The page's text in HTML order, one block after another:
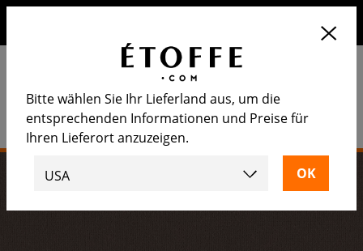
Bitte wählen Sie Ihr Lieferland aus, um die
entsprechenden Informationen und Preise für
Ihren Lieferort anzuzeigen.